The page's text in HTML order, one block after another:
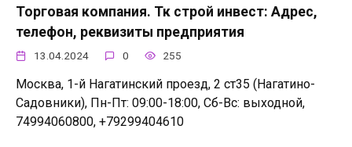
Торговая компания. Тк строй инвест: Адрес,
телефон, реквизиты предприятия
13.04.2024 0 255
Москва, 1-й Нагатинский проезд, 2 ст35 (Нагатино-
Садовники), Пн-Пт: 09:00-18:00, Сб-Вс: выходной,
74994060800, +79299404610